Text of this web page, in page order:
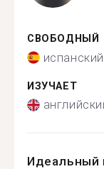
СВОБОДНЫЙ
испанский
ИЗУЧАЕТ
Идеальный